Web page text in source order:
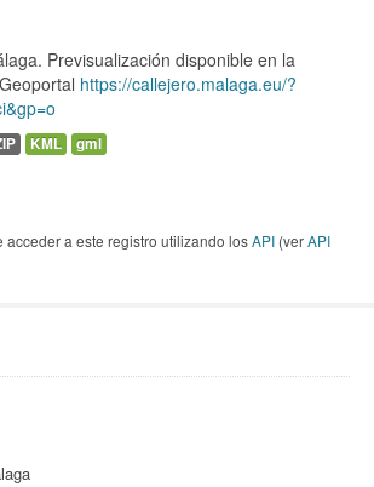
Previsualización disponible en la
https://callejero.malaga.eu/?
KML gml
acceder a este registro utilizando losAPI (verAPI